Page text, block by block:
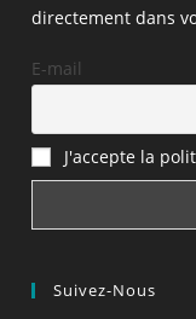
directement dans
E-mail
J'accepte la
Suivez-Nous